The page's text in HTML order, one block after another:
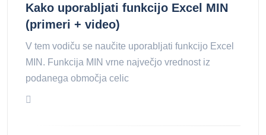
Kako uporabljati funkcijo Excel MIN
(primeri + video)
V tem vodiču se naučite uporabljati funkcijo Excel
MIN. Funkcija MIN vrne največjo vrednost iz
podanega območja celic